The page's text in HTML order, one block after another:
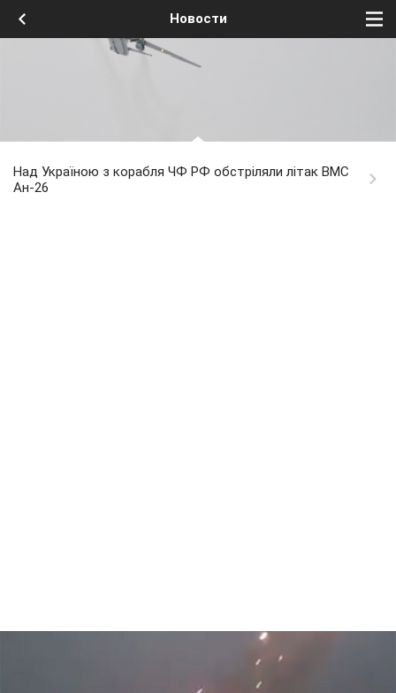
Новости
Над Україною з корабля ЧФ РФ обстріляли літак ВМС
Ан-26